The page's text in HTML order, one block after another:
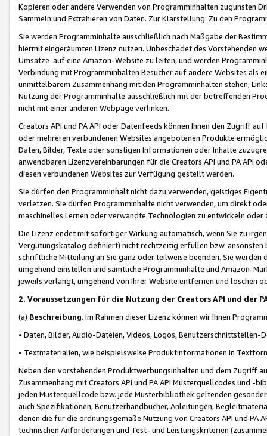
Kopieren oder andere Verwenden von Programminhalten zugunsten
Sammeln und Extrahieren von Daten. Zur Klarstellung: Zu den
Sie werden Programminhalte ausschließlich nach Maßgabe der
hiermit eingeräumten Lizenz nutzen. Unbeschadet des Vorstehenden
Umsätze auf eine Amazon-Website zu leiten, und werden
Verbindung mit Programminhalten Besucher auf andere Websites als
unmittelbarem Zusammenhang mit den Programminhalten stehen,
Nutzung der Programminhalte ausschließlich mit der betreffenden
nicht mit einer anderen Webpage verlinken.
Creators API und PA API oder Datenfeeds können Ihnen den Zugriff
oder mehreren verbundenen Websites angebotenen Produkte
Daten, Bilder, Texte oder sonstigen Informationen oder Inhalte
anwendbaren Lizenzvereinbarungen für die Creators API und PA API
diesen verbundenen Websites zur Verfügung gestellt werden.
Sie dürfen den Programminhalt nicht dazu verwenden, geistiges
verletzen. Sie dürfen Programminhalte nicht verwenden, um direkt
maschinelles Lernen oder verwandte Technologien zu entwickeln
Die Lizenz endet mit sofortiger Wirkung automatisch, wenn Sie zu
Vergütungskatalog definiert) nicht rechtzeitig erfüllen bzw. ansonsten
schriftliche Mitteilung an Sie ganz oder teilweise beenden. Sie werden
umgehend einstellen und sämtliche Programminhalte und Amazon-
jeweils verlangt, umgehend von Ihrer Website entfernen und löschen
2. Voraussetzungen für die Nutzung der Creators API und der
(a) Beschreibung. Im Rahmen dieser Lizenz können wir Ihnen
• Daten, Bilder, Audio-Dateien, Videos, Logos, Benutzerschnittstellen-
• Textmaterialien, wie beispielsweise Produktinformationen in
Neben den vorstehenden Produktwerbungsinhalten und dem Zugriff
Zusammenhang mit Creators API und PA API Musterquellcodes und
jeden Musterquellcode bzw. jede Musterbibliothek geltenden
auch Spezifikationen, Benutzerhandbücher, Anleitungen,
denen die für die ordnungsgemäße Nutzung von Creators API und PA
technischen Anforderungen und Test- und Leistungskriterien